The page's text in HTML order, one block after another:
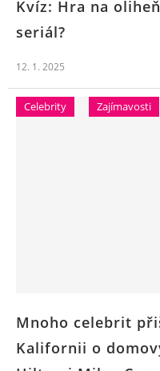
Kvíz: Hra na
seriál?
12. 1. 2025
Celebrity Zajímavosti
Mnoho celebrit
Kalifornii o